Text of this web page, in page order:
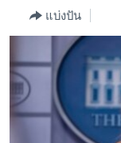
ข้าม
ไทย
วิทยาศาสตร์
สังคมและสุขภาพ
ไลฟ์สไตล์
แบ่งปัน